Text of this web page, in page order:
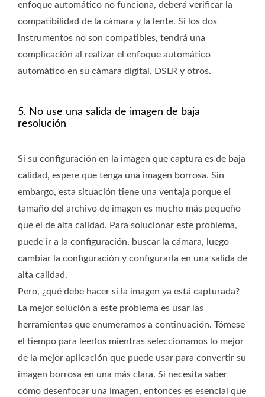
enfoque automático no funciona, deberá verificar la
compatibilidad de la cámara y la lente. Si los dos
instrumentos no son compatibles, tendrá una
complicación al realizar el enfoque automático
automático en su cámara digital, DSLR y otros.
5. No use una salida de imagen de baja
resolución
Si su configuración en la imagen que captura es de baja
calidad, espere que tenga una imagen borrosa. Sin
embargo, esta situación tiene una ventaja porque el
tamaño del archivo de imagen es mucho más pequeño
que el de alta calidad. Para solucionar este problema,
puede ir a la configuración, buscar la cámara, luego
cambiar la configuración y configurarla en una salida de
alta calidad.
Pero, ¿qué debe hacer si la imagen ya está capturada?
La mejor solución a este problema es usar las
herramientas que enumeramos a continuación. Tómese
el tiempo para leerlos mientras seleccionamos lo mejor
de la mejor aplicación que puede usar para convertir su
imagen borrosa en una más clara. Si necesita saber
cómo desenfocar una imagen, entonces es esencial que